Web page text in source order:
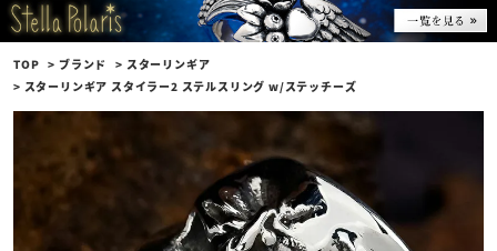
TOP ブランド
スターリンギア
スターリンギア スタイラー2 ステルスリング w/ステッチーズ